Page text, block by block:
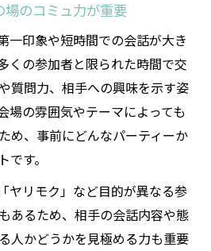
場のコミュ力が重要
一印象や短時間での会話が大き
くの参加者と限られた時間で交
質問力、相手への興味を示す姿
場の雰囲気やテーマによっても
め、事前にどんなパーティーか
です。
ヤリモク」など目的が異なる参
あるため、相手の会話内容や態
人かどうかを見極める力も重要